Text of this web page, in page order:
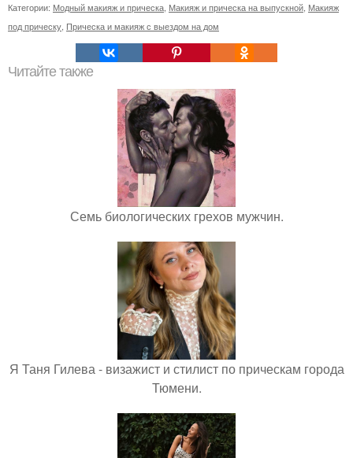
Категории: Модный макияж и прическа Макияж и прическа на выпускной Макияж
под прическу Прическа и макияж с выездом на дом
Читайте также
Семь биологических грехов мужчин.
Я Таня Гилева - визажист и стилист по прическам города
Тюмени.